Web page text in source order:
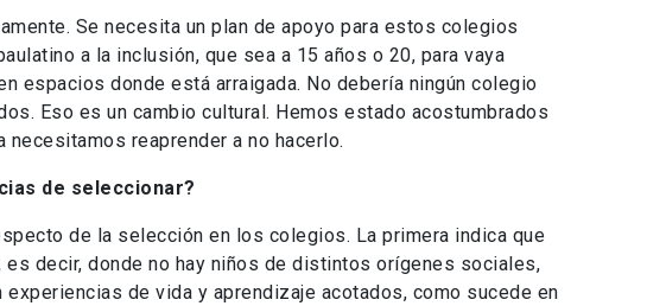
Se necesita un plan de apoyo para estos colegios
a la inclusión, que sea a 15 años o 20, para vaya
espacios donde está arraigada. No debería ningún colegio
Eso es un cambio cultural. Hemos estado acostumbrados
necesitamos reaprender a no hacerlo.
de seleccionar?
de la selección en los colegios. La primera indica que
es decir, donde no hay niños de distintos orígenes sociales,
experiencias de vida y aprendizaje acotados, como sucede en